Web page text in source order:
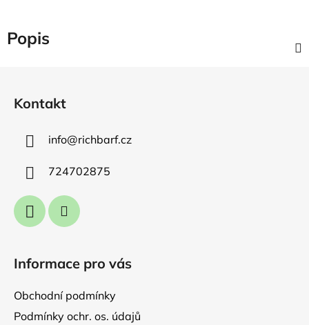
Popis
Kontakt
info@richbarf.cz
724702875
Informace pro vás
Obchodní podmínky
Podmínky ochr. os. údajů